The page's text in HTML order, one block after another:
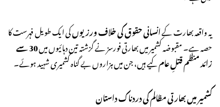
یہ واقعہ بھارت کےانسانی حقوق کی خلاف ورزیوںکی ایک طویل فہرست کا
حصہ ہے۔ مقبوضہ کشمیر میں بھارتی فورسز نے گزشتہ تین دہائیوں میں 30 سے
زائد منظم قتلِ عامکیے ہیں، جن میں ہزاروں بے گناہ کشمیری شہید ہوئے۔
کشمیر میں بھارتی مظالم کی دردناک داستان